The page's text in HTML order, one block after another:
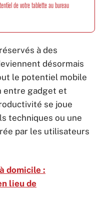
de votre tablette au bureau
à des
désormais
le potentiel mobile
entre gadget et
se joue
techniques ou une
par les utilisateurs
domicile :
lieu de